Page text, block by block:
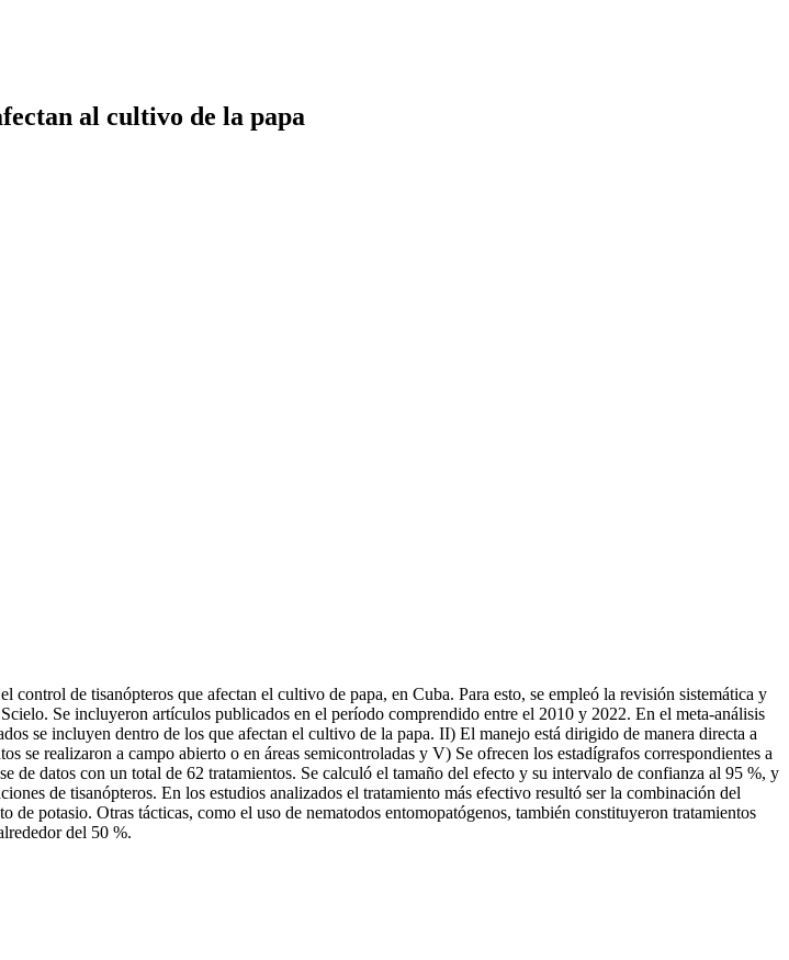
al cultivo de la papa
de tisanópteros que afectan el cultivo de papa, en Cuba. Para esto, se empleó la revisión sistemática y
Se incluyeron artículos publicados en el período comprendido entre el 2010 y 2022. En el meta-análisis
se incluyen dentro de los que afectan el cultivo de la papa. II) El manejo está dirigido de manera directa a
realizaron a campo abierto o en áreas semicontroladas y V) Se ofrecen los estadígrafos correspondientes a
de datos con un total de 62 tratamientos. Se calculó el tamaño del efecto y su intervalo de confianza al 95 %, y
de tisanópteros. En los estudios analizados el tratamiento más efectivo resultó ser la combinación del
potasio. Otras tácticas, como el uso de nematodos entomopatógenos, también constituyeron tratamientos
del 50 %.